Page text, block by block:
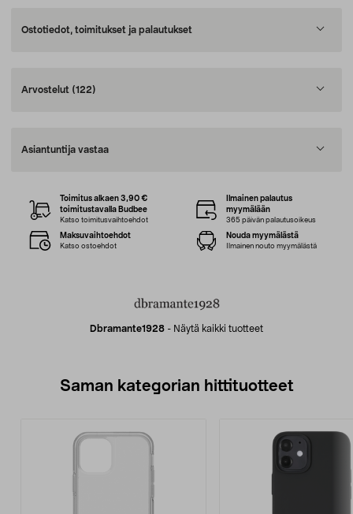
Ostotiedot, toimitukset ja palautukset
Arvostelut (122)
Asiantuntija vastaa
Dbramante1928 - Näytä kaikki tuotteet
Toimitus alkaen 3,90 €
toimitustavalla Budbee
Katso toimitusvaihtoehdot
Ilmainen palautus
myymälään
365 päivän palautusoikeus
Maksuvaihtoehdot
Katso ostoehdot
Nouda myymälästä
Ilmainen nouto myymälästä
Saman kategorian hittituotteet